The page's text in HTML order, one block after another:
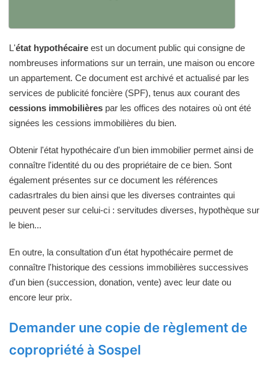
L'état hypothécaire est un document public qui consigne de
nombreuses informations sur un terrain, une maison ou encore
un appartement. Ce document est archivé et actualisé par les
services de publicité foncière (SPF), tenus aux courant des
cessions immobilières par les offices des notaires où ont été
signées les cessions immobilières du bien.
Obtenir l'état hypothécaire d'un bien immobilier permet ainsi de
connaître l'identité du ou des propriétaire de ce bien. Sont
également présentes sur ce document les références
cadasrtrales du bien ainsi que les diverses contraintes qui
peuvent peser sur celui-ci : servitudes diverses, hypothèque sur
le bien...
En outre, la consultation d'un état hypothécaire permet de
connaître l'historique des cessions immobilières successives
d'un bien (succession, donation, vente) avec leur date ou
encore leur prix.
Demander une copie de règlement de
copropriété à Sospel